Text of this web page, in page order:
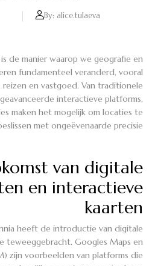
By: alice.tulaeva
de manier waarop we geografie en
fundamenteel veranderd, vooral
reizen en vastgoed. Van traditionele
interactieve platforms,
maken het mogelijk om locaties te
met ongeëvenaarde precisie.
van digitale
en interactieve
kaarten
heeft de introductie van digitale
teweeggebracht. Googles Maps en
zijn voorbeelden van platforms die